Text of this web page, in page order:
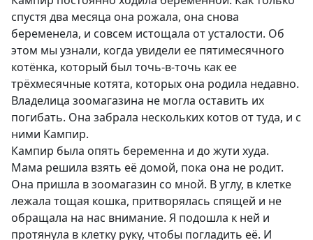
спустя два месяца она рожала, она снова
беременела, и совсем истощала от усталости. Об
этом мы узнали, когда увидели ее пятимесячного
котёнка, который был точь-в-точь как ее
трёхмесячные котята, которых она родила недавно.
Владелица зоомагазина не могла оставить их
погибать. Она забрала нескольких котов от туда, и с
ними Кампир.
Кампир была опять беременна и до жути худа.
Мама решила взять её домой, пока она не родит.
Она пришла в зоомагазин со мной. В углу, в клетке
лежала тощая кошка, притворялась спящей и не
обращала на нас внимание. Я подошла к ней и
протянула в клетку руку, чтобы погладить её. И